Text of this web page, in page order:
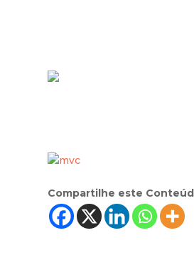
Compartilhe este